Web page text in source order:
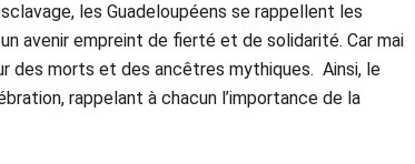
les Guadeloupéens se rappellent les
avenir empreint de fierté et de solidarité. Car mai
des morts et des ancêtres mythiques. Ainsi, le
rappelant à chacun l’importance de la